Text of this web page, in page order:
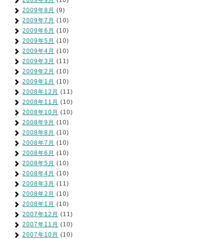
2009年8月 (9)
2009年7月 (10)
2009年6月 (10)
2009年5月 (10)
2009年4月 (10)
2009年3月 (11)
2009年2月 (10)
2009年1月 (10)
2008年12月 (11)
2008年11月 (10)
2008年10月 (10)
2008年9月 (10)
2008年8月 (10)
2008年7月 (10)
2008年6月 (10)
2008年5月 (10)
2008年4月 (10)
2008年3月 (11)
2008年2月 (10)
2008年1月 (10)
2007年12月 (11)
2007年11月 (10)
2007年10月 (10)